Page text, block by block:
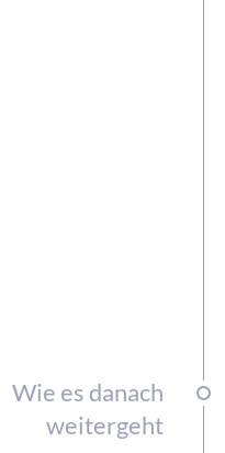
Wie es danach
weitergeht